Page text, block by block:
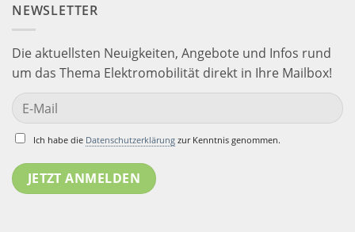
NEWSLETTER
Die aktuellsten Neuigkeiten, Angebote und Infos rund
um das Thema Elektromobilität direkt in Ihre Mailbox!
Ich habe die Datenschutzerklärungzur Kenntnis genommen.